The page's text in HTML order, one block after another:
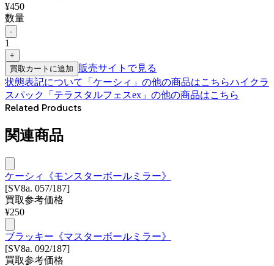
¥450
数量
-
1
+
買取カートに追加
販売サイトで見る
状態表記について
「 ケーシィ 」の他の商品はこちらハイクラ
スパック「テラスタルフェスex」 の他の商品はこちら
Related Products
関連商品
ケーシィ《モンスターボールミラー》
[SV8a. 057/187]
買取参考価格
¥250
ブラッキー《マスターボールミラー》
[SV8a. 092/187]
買取参考価格